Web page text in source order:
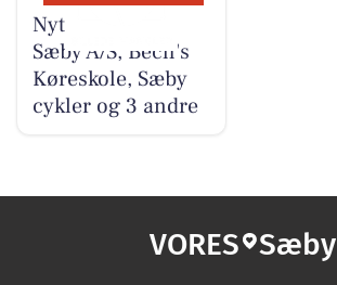
Nyt fra Nybolig
Sæby A/S, Bech's
Køreskole, Sæby
cykler og 3 andre
VORES Sæby